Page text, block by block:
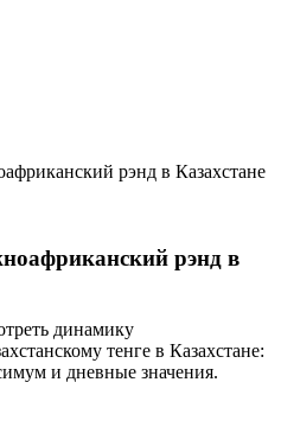
рэнд в Казахстане
рэнд в
динамику
тенге в Казахстане:
и дневные значения.